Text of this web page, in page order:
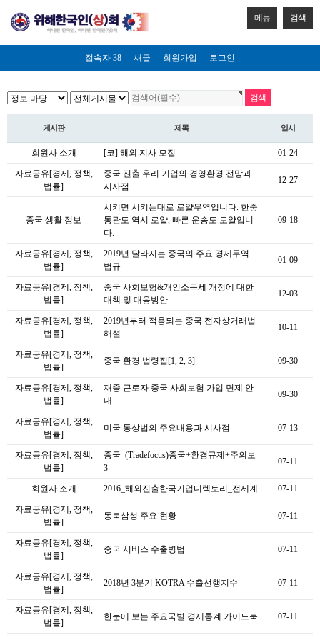
메뉴 검색
접속자 38 새글 회원가입 로그인
게시판 제목 일시
회원사 소개 [코] 해외 지사 모집 01-24
자료공유[경제, 정책,
법률]
중국 진출 우리 기업의 경영환경 전망과
시사점
12-27
중국 생활 정보
시키면 시키는대로 로얄무역입니다. 한중
통관도 역시 로얄, 빠른 운송도 로얄입니
다.
09-18
자료공유[경제, 정책,
법률]
2019년 달라지는 중국의 주요 경제무역
법규
01-09
자료공유[경제, 정책,
법률]
중국 사회보험&개인소득세 개정에 대한
대책 및 대응방안
12-03
자료공유[경제, 정책,
법률]
2019년부터 적용되는 중국 전자상거래법
해설
10-11
자료공유[경제, 정책,
법률]
중국 환경 법령집[1, 2, 3] 09-30
자료공유[경제, 정책,
법률]
재중 근로자 중국 사회보험 가입 면제 안
내
09-30
자료공유[경제, 정책,
법률]
미국 통상법의 주요내용과 시사점 07-13
자료공유[경제, 정책,
법률]
중국_(Tradefocus)중국+환경규제+주의보
3
07-11
회원사 소개 2016_해외진출한국기업디렉토리_전세계 07-11
자료공유[경제, 정책,
법률]
동북삼성 주요 현황 07-11
자료공유[경제, 정책,
법률]
중국 서비스 수출병법 07-11
자료공유[경제, 정책,
법률]
2018년 3분기 KOTRA 수출선행지수 07-11
자료공유[경제, 정책,
법률]
한눈에 보는 주요국별 경제통계 가이드북 07-11